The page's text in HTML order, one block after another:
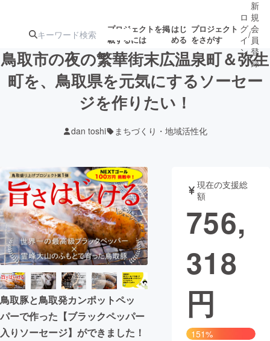
プロジェクトを掲
載するには
はじ
める
プロジェクト
をさがす
注目のリ 注目の新着プロ
ジェクト
募集終了が近いプ
テクノロジー・ガジェット
映像・映画 書籍・雑誌
ビジネス・起業 チャレンジ
まちづくり・地域活性化
CAMPFIRE for Social Good
CAMPFIRE Creation
ロ
グ
イ
ン
/
新
規
会
員
登
録
鳥取市の夜の繁華街末広温泉町＆弥生
町を、鳥取県を元気にするソーセー
ジを作りたい！
dan toshi まちづくり・地域活性化
鳥取豚と鳥取発カンポットペッ
パーで作った【ブラックペッパー
入りソーセージ】ができました！
現在の支援総
額
756,
318
円
151%